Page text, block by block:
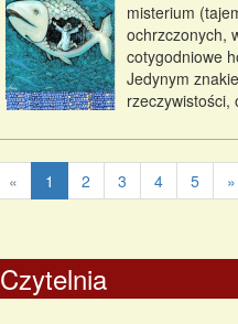
misterium
ochrzczonych,
cotygodniowe
Jedynym
rzeczywistości,
« 1 2 3 4 5 »
Czytelnia